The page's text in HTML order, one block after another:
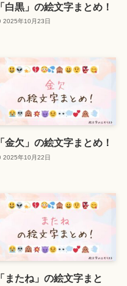
「白黒」の絵文字まとめ！
2025年10月23日
「金欠」の絵文字まとめ！
2025年10月22日
「またね」の絵文字まと